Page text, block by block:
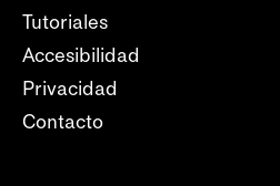
Tutoriales
Accesibilidad
Privacidad
Contacto